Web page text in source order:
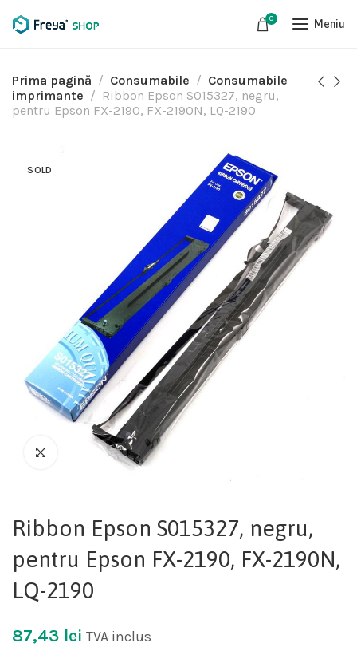
0 Meniu
Prima pagină Consumabile
Consumabile
imprimante
Ribbon Epson S015327, negru,
pentru Epson FX-2190, FX-2190N, LQ-2190
SOLD
Ribbon Epson S015327, negru,
pentru Epson FX-2190, FX-2190N,
LQ-2190
87,43 lei TVA inclus